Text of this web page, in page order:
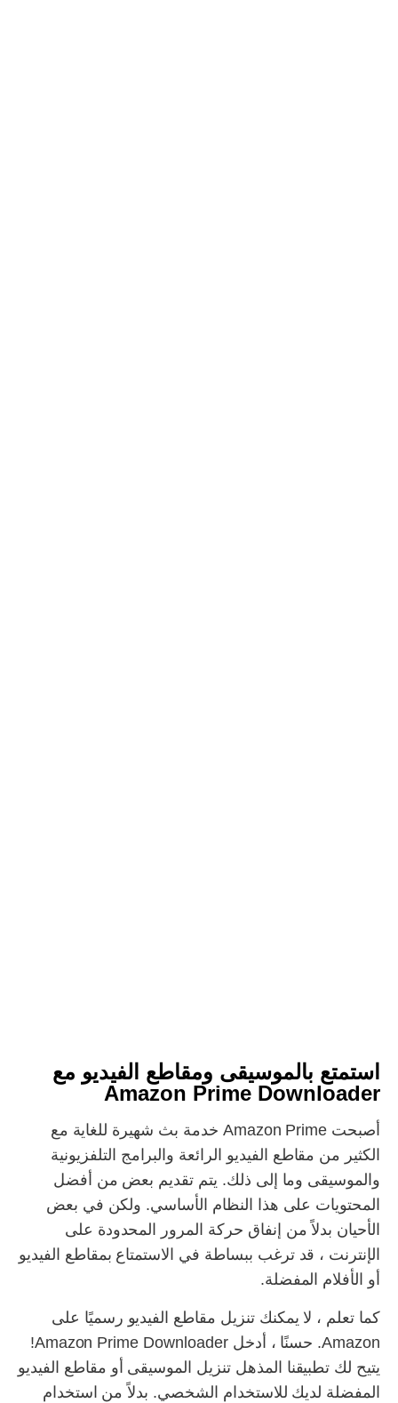
استمتع بالموسيقى ومقاطع الفيديو مع
Amazon Prime Downloader
أصبحت Amazon Prime خدمة بث شهيرة للغاية مع
الكثير من مقاطع الفيديو الرائعة والبرامج التلفزيونية
والموسيقى وما إلى ذلك. يتم تقديم بعض من أفضل
المحتويات على هذا النظام الأساسي. ولكن في بعض
الأحيان بدلاً من إنفاق حركة المرور المحدودة على
الإنترنت ، قد ترغب ببساطة في الاستمتاع بمقاطع الفيديو
أو الأفلام المفضلة.
كما تعلم ، لا يمكنك تنزيل مقاطع الفيديو رسميًا على
Amazon. حسنًا ، أدخل Amazon Prime Downloader!
يتيح لك تطبيقنا المذهل تنزيل الموسيقى أو مقاطع الفيديو
المفضلة لديك للاستخدام الشخصي. بدلاً من استخدام